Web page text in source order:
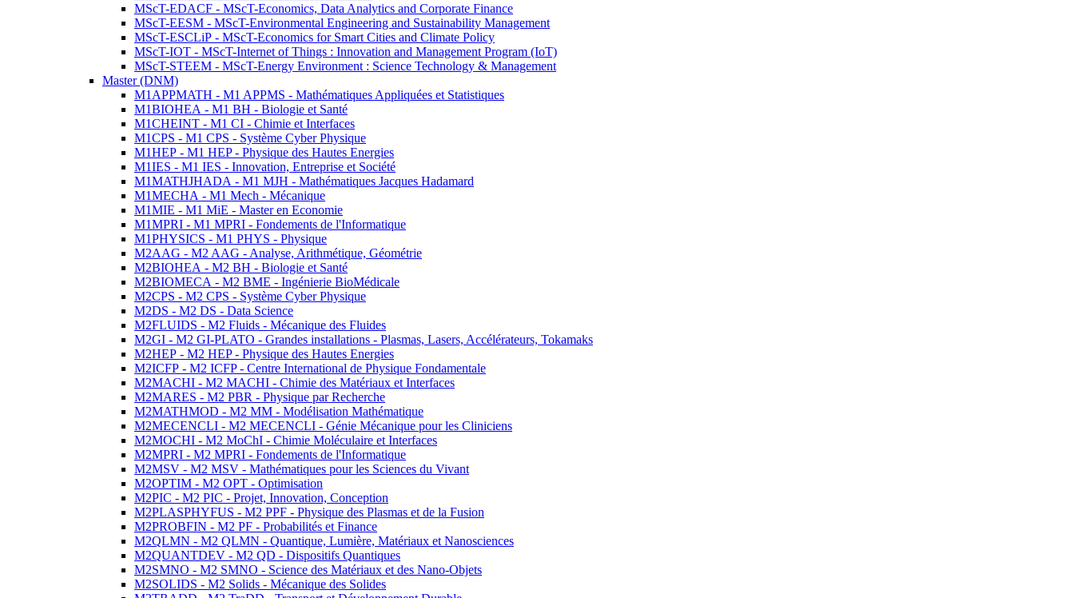
MScT-EDACF - MScT-Economics, Data Analytics and Corporate Finance
MScT-EESM - MScT-Environmental Engineering and Sustainability Management
MScT-ESCLiP - MScT-Economics for Smart Cities and Climate Policy
MScT-IOT - MScT-Internet of Things : Innovation and Management Program (IoT)
MScT-STEEM - MScT-Energy Environment : Science Technology & Management
Master (DNM)
M1APPMATH - M1 APPMS - Mathématiques Appliquées et Statistiques
M1BIOHEA - M1 BH - Biologie et Santé
M1CHEINT - M1 CI - Chimie et Interfaces
M1CPS - M1 CPS - Système Cyber Physique
M1HEP - M1 HEP - Physique des Hautes Energies
M1IES - M1 IES - Innovation, Entreprise et Société
M1MATHJHADA - M1 MJH - Mathématiques Jacques Hadamard
M1MECHA - M1 Mech - Mécanique
M1MIE - M1 MiE - Master en Economie
M1MPRI - M1 MPRI - Fondements de l'Informatique
M1PHYSICS - M1 PHYS - Physique
M2AAG - M2 AAG - Analyse, Arithmétique, Géométrie
M2BIOHEA - M2 BH - Biologie et Santé
M2BIOMECA - M2 BME - Ingénierie BioMédicale
M2CPS - M2 CPS - Système Cyber Physique
M2DS - M2 DS - Data Science
M2FLUIDS - M2 Fluids - Mécanique des Fluides
M2GI - M2 GI-PLATO - Grandes installations - Plasmas, Lasers, Accélérateurs, Tokamaks
M2HEP - M2 HEP - Physique des Hautes Energies
M2ICFP - M2 ICFP - Centre International de Physique Fondamentale
M2MACHI - M2 MACHI - Chimie des Matériaux et Interfaces
M2MARES - M2 PBR - Physique par Recherche
M2MATHMOD - M2 MM - Modélisation Mathématique
M2MECENCLI - M2 MECENCLI - Génie Mécanique pour les Cliniciens
M2MOCHI - M2 MoChI - Chimie Moléculaire et Interfaces
M2MPRI - M2 MPRI - Fondements de l'Informatique
M2MSV - M2 MSV - Mathématiques pour les Sciences du Vivant
M2OPTIM - M2 OPT - Optimisation
M2PIC - M2 PIC - Projet, Innovation, Conception
M2PLASPHYFUS - M2 PPF - Physique des Plasmas et de la Fusion
M2PROBFIN - M2 PF - Probabilités et Finance
M2QLMN - M2 QLMN - Quantique, Lumière, Matériaux et Nanosciences
M2QUANTDEV - M2 QD - Dispositifs Quantiques
M2SMNO - M2 SMNO - Science des Matériaux et des Nano-Objets
M2SOLIDS - M2 Solids - Mécanique des Solides